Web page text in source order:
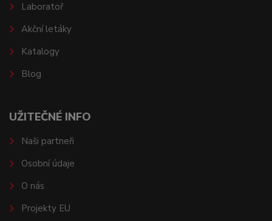
Laboratoř
Akční letáky
Katalogy
Blog
UŽITEČNÉ INFO
Naši partneři
Osobní údaje
O nás
Projekty EU